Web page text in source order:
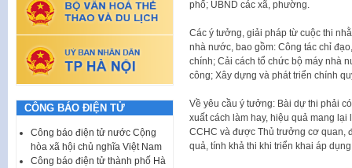
phố; UBND các xã, phường.
Các ý tưởng, giải pháp từ cuộc thi
nhà nước, bao gồm: Công tác chỉ
chính; Cải cách tổ chức bộ máy nhà
công; Xây dựng và phát triển chính
Về yêu cầu ý tưởng: Bài dự thi phải
xuất cách làm hay, hiệu quả mang
CCHC và được Thủ trưởng cơ quan,
quả, tính khả thi khi triển khai áp
CÔNG BÁO ĐIỆN TỬ
Công báo điện tử nước Cộng
hòa xã hội chủ nghĩa Việt Nam
Công báo điện tử thành phố Hà